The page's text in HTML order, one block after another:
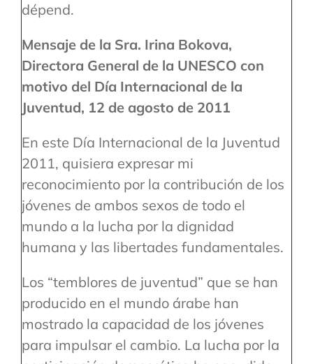
dépend.
Mensaje de la Sra. Irina Bokova,
Directora General de la UNESCO con
motivo del Día Internacional de la
Juventud, 12 de agosto de 2011
En este Día Internacional de la Juventud
2011, quisiera expresar mi
reconocimiento por la contribución de los
jóvenes de ambos sexos de todo el
mundo a la lucha por la dignidad
humana y las libertades fundamentales.
Los “temblores de juventud” que se han
producido en el mundo árabe han
mostrado la capacidad de los jóvenes
para impulsar el cambio. La lucha por la